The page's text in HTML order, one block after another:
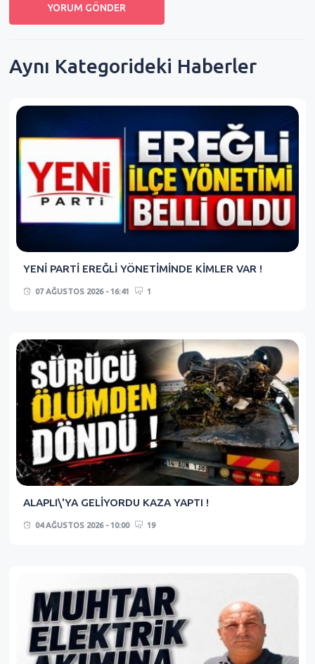
Aynı Kategorideki Haberler
YENİ PARTİ EREĞLİ YÖNETİMİNDE KİMLER VAR !
07 AĞUSTOS 2026 - 16:41 1
ALAPLI\'YA GELİYORDU KAZA YAPTI !
04 AĞUSTOS 2026 - 10:00 19